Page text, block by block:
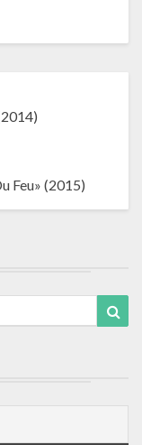
Feu» (2015)